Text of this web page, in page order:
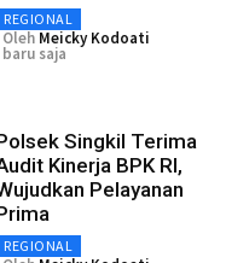
REGIONAL
Oleh Meicky Kodoati
baru saja
Singkil Terima
Kinerja BPK RI,
Pelayanan
REGIONAL